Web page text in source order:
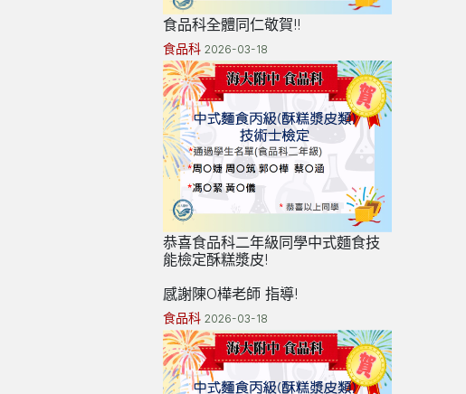
食品科全體同仁敬賀!!
食品科2026-03-18
恭喜食品科二年級同學中式麵食技
能檢定酥糕漿皮!
感謝陳O樺老師 指導!
食品科2026-03-18